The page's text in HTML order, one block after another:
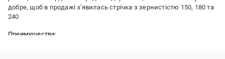
добре, щоб в продажі з'явилась стрічка з зернистістю 150, 180 та
240
Преимущества: